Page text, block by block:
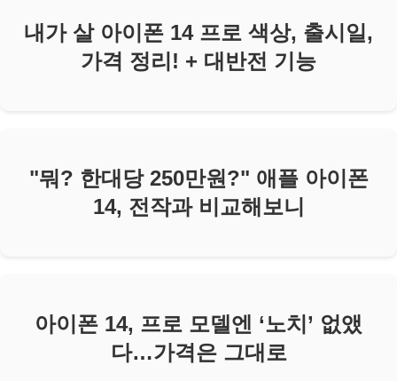
내가 살 아이폰 14 프로 색상, 출시일,
가격 정리! + 대반전 기능
"뭐? 한대당 250만원?" 애플 아이폰
14, 전작과 비교해보니
아이폰 14, 프로 모델엔 ‘노치’ 없앴
다…가격은 그대로